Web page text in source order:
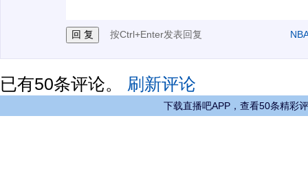
按Ctrl+Enter发表回复
已有50条评论。 刷新评论
下载直播吧APP，查看50条精彩